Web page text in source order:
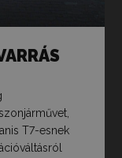
T7-esnek